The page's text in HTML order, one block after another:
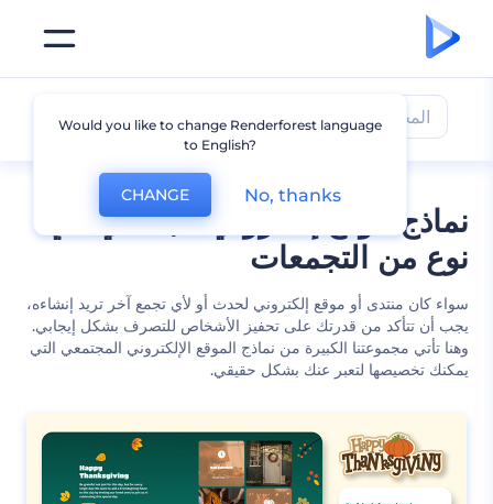
نماذج موقع إلكتروني مجتمعي لأي
نوع من التجمعات
سواء كان منتدى أو موقع إلكتروني لحدث أو لأي تجمع آخر تريد إنشاءه،
يجب أن تتأكد من قدرتك على تحفيز الأشخاص للتصرف بشكل إيجابي.
وهنا تأتي مجموعتنا الكبيرة من نماذج الموقع الإلكتروني المجتمعي التي
يمكنك تخصيصها لتعبر عنك بشكل حقيقي.
المجتمعWould you like to change Renderforest language
to English?
CHANGE No, thanks